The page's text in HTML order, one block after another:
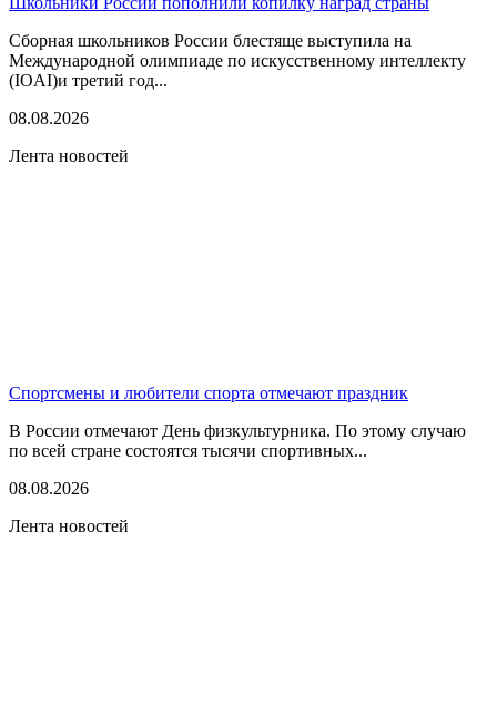
Сборная школьников России блестяще выступила на
Международной олимпиаде по искусственному интеллекту
(IOAI)и третий год...
08.08.2026
Лента новостей
Спортсмены и любители спорта отмечают праздник
В России отмечают День физкультурника. По этому случаю
по всей стране состоятся тысячи спортивных...
08.08.2026
Лента новостей